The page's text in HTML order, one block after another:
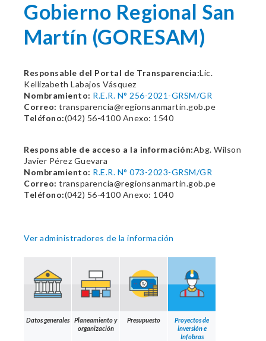
Gobierno Regional San
Martín (GORESAM)
Responsable del Portal de Transparencia:Lic.
Kellizabeth Labajos Vásquez
Nombramiento: R.E.R. N° 256-2021-GRSM/GR
Correo: transparencia@regionsanmartin.gob.pe
Teléfono:(042) 56-4100 Anexo: 1540
Responsable de acceso a la información:Abg. Wilson
Javier Pérez Guevara
Nombramiento: R.E.R. N° 073-2023-GRSM/GR
Correo: transparencia@regionsanmartin.gob.pe
Teléfono:(042) 56-4100 Anexo: 1040
Ver administradores de la información
Datos generales
Planeamiento y
organización
Presupuesto
Proyectos de
inversión e
Infobras